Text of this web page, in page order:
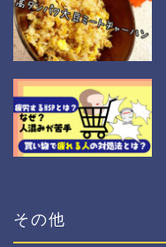
その他